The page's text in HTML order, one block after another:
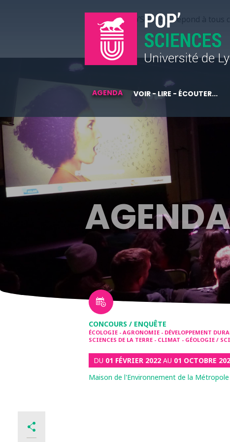
Pop’Sciences répond à
AGENDA VOIR - LIRE - ÉCOUTER...
CONCOURS / ENQUÊTE
ÉCOLOGIE - AGRONOMIE - DÉVELOPPEMENT
SCIENCES DE LA TERRE - CLIMAT - GÉOLOGIE /
DU 01 FÉVRIER 2022 AU 01 OCTOBRE
Maison de l'Environnement de la